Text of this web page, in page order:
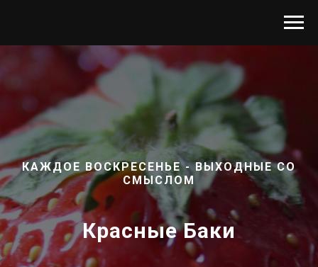
КАЖДОЕ ВОСКРЕСЕНЬЕ - ВЫХОДНЫЕ СО
СМЫСЛОМ
Красные Баки